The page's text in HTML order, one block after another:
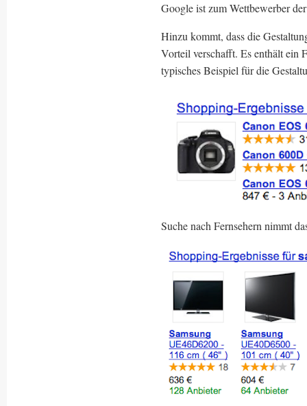
Google ist zum Wettbewerber
Hinzu kommt, dass die
Vorteil verschafft. Es enthält ein
typisches Beispiel für die
Suche nach Fernsehern nimmt